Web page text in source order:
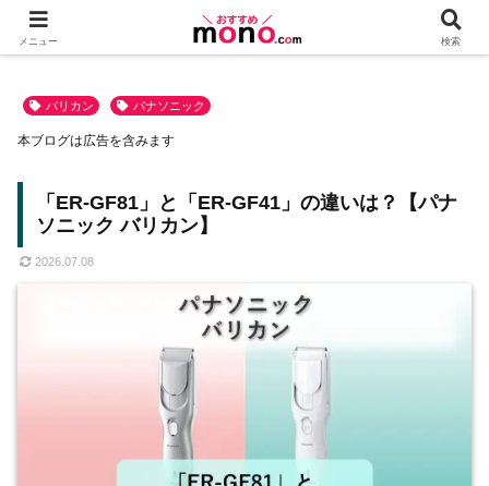
バリカン パナソニック
「ER-GF81」と「ER-GF41」の違いは？【パナ
ソニック バリカン】
2026.07.08
本ブログは広告を含みます
メニュー 検索